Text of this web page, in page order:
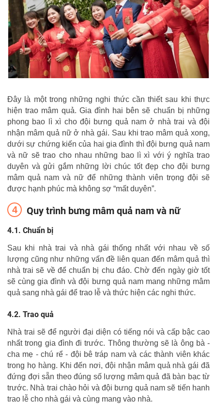
Đây là một trong những nghi thức cần thiết sau khi thực
hiện trao mâm quả. Gia đình hai bên sẽ chuẩn bị những
phong bao lì xì cho đội bưng quả nam ở nhà trai và đội
nhận mâm quả nữ ở nhà gái. Sau khi trao mâm quả xong,
dưới sự chứng kiến của hai gia đình thì đội bưng quả nam
và nữ sẽ trao cho nhau những bao lì xì với ý nghĩa trao
duyên và gửi gắm những lời chúc tốt đẹp cho đội bưng
mâm quả nam và nữ để những thành viên trọng đội sẽ
được hạnh phúc mà không sợ “mất duyên”.
Quy trình bưng mâm quả nam và nữ
Chuẩn bị
Sau khi nhà trai và nhà gái thống nhất với nhau về số
lượng cũng như những vấn đề liên quan đến mâm quả thì
nhà trai sẽ về để chuẩn bị chu đáo. Chờ đến ngày giờ tốt
sẽ cùng gia đình và đội bưng quả nam mang những mâm
quả sang nhà gái để trao lễ và thức hiện các nghi thức.
Trao quả
Nhà trai sẽ để người đại diện có tiếng nói và cấp bậc cao
nhất trong gia đình đi trước. Thông thường sẽ là ông bà -
cha mẹ - chú rể - đội bê tráp nam và các thành viên khác
trong họ hàng. Khi đến nơi, đội nhận mâm quả nhà gái đã
đứng đợi sẵn theo đúng số lượng mâm quả đã bàn bạc từ
trước. Nhà trai chào hỏi và đội bưng quả nam sẽ tiến hanh
trao lễ cho nhà gái và cùng mang vào nhà.